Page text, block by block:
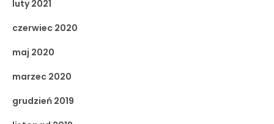
luty 2021
czerwiec 2020
maj 2020
marzec 2020
grudzień 2019